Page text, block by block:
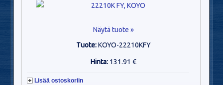
Näytä tuote »
Tuote:KOYO-22210KFY
Hinta: 131.91 €
Lisää ostoskoriin